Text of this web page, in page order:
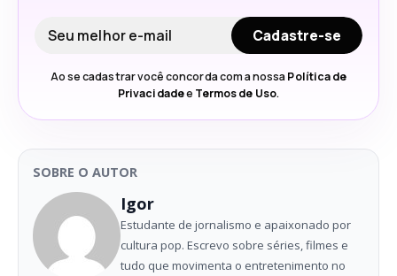
Seu e-mail
Cadastre-se
Ao se cadastrar você concorda com a nossa Política de
Privacidadee Termos de Uso.
SOBRE O AUTOR
Igor
Estudante de jornalismo e apaixonado por
cultura pop. Escrevo sobre séries, filmes e
tudo que movimenta o entretenimento no